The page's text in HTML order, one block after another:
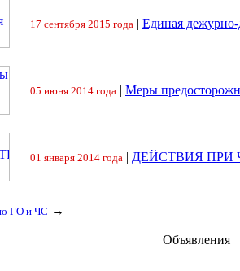
17 сентября 2015 года | Единая
05 июня 2014 года | Меры
01 января 2014 года | ДЕЙСТВИЯ ПРИ
ГО и ЧС →
Объявления